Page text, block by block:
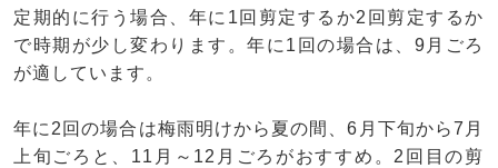
定期的に行う場合、年に1回剪定するか2回剪定するか
で時期が少し変わります。年に1回の場合は、9月ごろ
が適しています。
年に2回の場合は梅雨明けから夏の間、6月下旬から7月
上旬ごろと、11月～12月ごろがおすすめ。2回目の剪